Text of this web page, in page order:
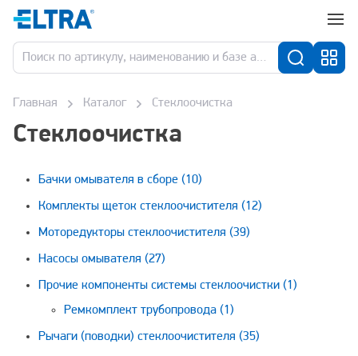
Главная Каталог Стеклоочистка
Стеклоочистка
Бачки омывателя в сборе (10)
Комплекты щеток стеклоочистителя (12)
Моторедукторы стеклоочистителя (39)
Насосы омывателя (27)
Прочие компоненты системы стеклоочистки (1)
Ремкомплект трубопровода (1)
Рычаги (поводки) стеклоочистителя (35)